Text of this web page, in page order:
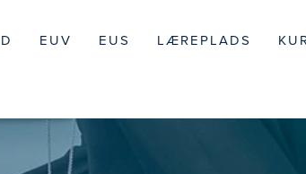
EUV EUS LÆREPLADS